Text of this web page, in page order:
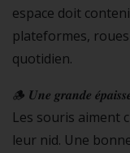
espace doit
plateformes,
quotidien.
🪵 𝑼𝒏𝒆 𝒈𝒓𝒂𝒏𝒅𝒆
Les souris aiment
leur nid. Une